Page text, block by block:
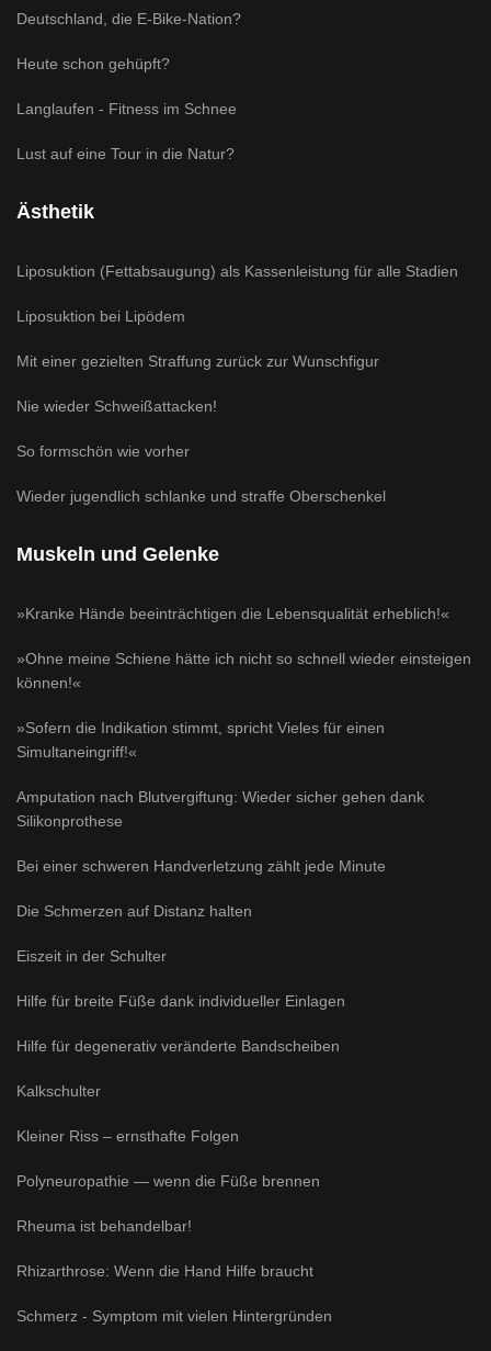
Deutschland, die E-Bike-Nation?
Heute schon gehüpft?
Langlaufen - Fitness im Schnee
Lust auf eine Tour in die Natur?
Ästhetik
Liposuktion (Fettabsaugung) als Kassenleistung für alle Stadien
Liposuktion bei Lipödem
Mit einer gezielten Straffung zurück zur Wunschfigur
Nie wieder Schweißattacken!
So formschön wie vorher
Wieder jugendlich schlanke und straffe Oberschenkel
Muskeln und Gelenke
»Kranke Hände beeinträchtigen die Lebensqualität erheblich!«
»Ohne meine Schiene hätte ich nicht so schnell wieder einsteigen
können!«
»Sofern die Indikation stimmt, spricht Vieles für einen
Simultaneingriff!«
Amputation nach Blutvergiftung: Wieder sicher gehen dank
Silikonprothese
Bei einer schweren Handverletzung zählt jede Minute
Die Schmerzen auf Distanz halten
Eiszeit in der Schulter
Hilfe für breite Füße dank individueller Einlagen
Hilfe für degenerativ veränderte Bandscheiben
Kalkschulter
Kleiner Riss – ernsthafte Folgen
Polyneuropathie — wenn die Füße brennen
Rheuma ist behandelbar!
Rhizarthrose: Wenn die Hand Hilfe braucht
Schmerz - Symptom mit vielen Hintergründen